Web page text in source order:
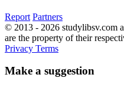
Report Partners
© 2013 - 2026 studylibsv.com
are the property of their
Privacy Terms
Make a suggestion